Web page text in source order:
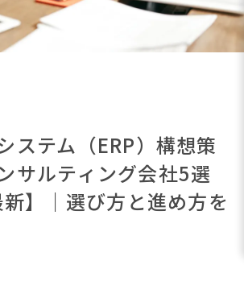
ステム（ERP）構想策
サルティング会社5選
新】｜選び方と進め方を